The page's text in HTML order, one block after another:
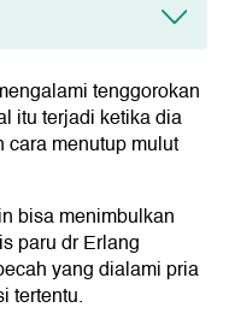
tenggorokan
itu terjadi ketika dia
menutup mulut
bisa menimbulkan
paru dr Erlang
yang dialami pria
tertentu.